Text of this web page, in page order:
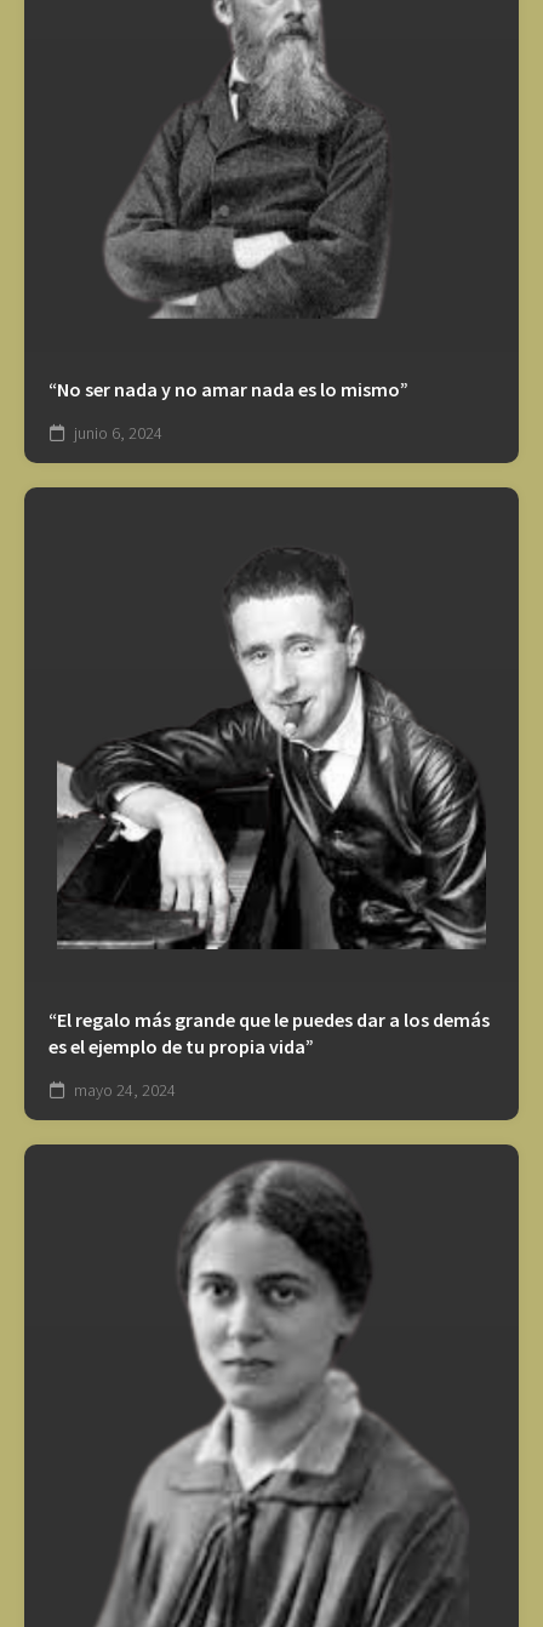
“No ser nada y no amar nada es lo mismo”
junio 6, 2024
“El regalo más grande que le puedes dar a los demás
es el ejemplo de tu propia vida”
mayo 24, 2024